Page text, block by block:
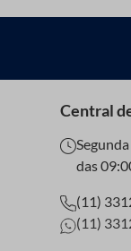
Central
das
(11)
(11)